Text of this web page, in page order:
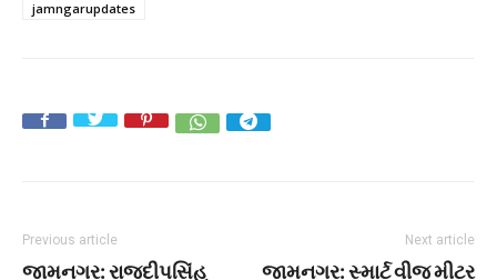
jamngarupdates
Previous article
જામનગર: રાજદીપસિંહ
Next article
જામનગર: સ્માર્ટ વીજ મીટર